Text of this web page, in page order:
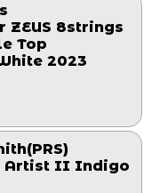
ZEUS 8strings
Top
2023
Artist II Indigo